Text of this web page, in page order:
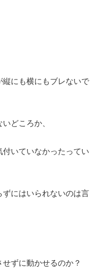
縦にも横にもブレないで
どころか、
いていなかったってい
ずにはいられないのは言
ずに動かせるのか？